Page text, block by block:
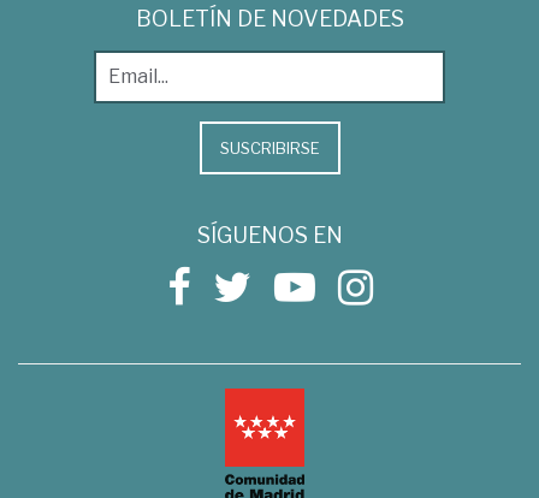
BOLETÍN DE NOVEDADES
SUSCRIBIRSE
SÍGUENOS EN